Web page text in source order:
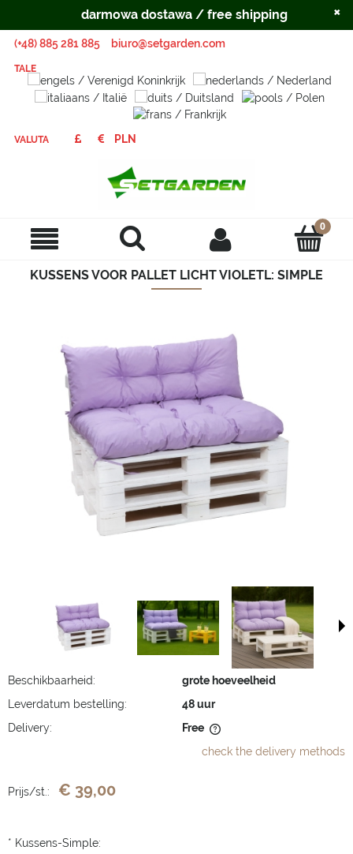
(+48) 885 281 885 biuro@setgarden.com
TALE
VALUTA
KUSSENS VOOR PALLET LICHT VIOLETL: SIMPLE
Beschikbaarheid:
grote hoeveelheid
Leverdatum bestelling:
48 uur
Delivery:
Free
check the delivery methods
Prijs/st.: € 39,00
* Kussens-Simple:
darmowa dostawa / free shipping ×